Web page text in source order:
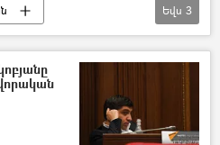
«Քաղաքացիական պայմանագիր» կուսակցություն (ՔՊ)
Եվս 3